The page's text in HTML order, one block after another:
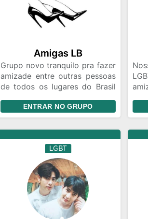
Amigas LB
Grupo novo tranquilo pra fazer
amizade entre outras pessoas
de todos os lugares do Brasil
conversarENTRAR NO GRUPO
LGBT